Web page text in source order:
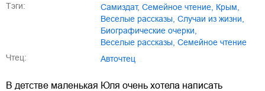
Тэги:
Самиздат, семейное чтение Крым
веселые рассказы
случаи из жизни
биографические очерки
Веселые рассказы
Семейное чтение
Чтец:
Авточтец
В детстве маленькая Юля очень хотела написать